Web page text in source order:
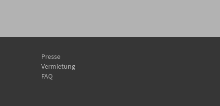
Presse
Vermietung
FAQ